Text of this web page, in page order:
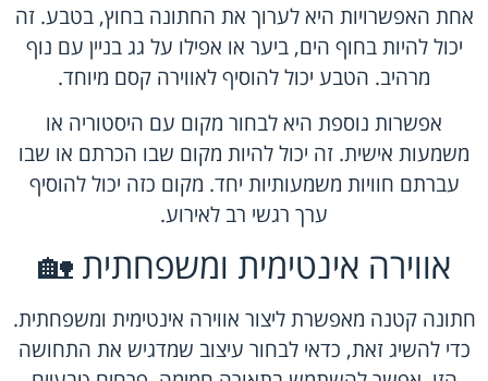
אחת האפשרויות היא לערוך את החתונה בחוץ, בטבע. זה
יכול להיות בחוף הים, ביער או אפילו על גג בניין עם נוף
מרהיב. הטבע יכול להוסיף לאווירה קסם מיוחד.
אפשרות נוספת היא לבחור מקום עם היסטוריה או
משמעות אישית. זה יכול להיות מקום שבו הכרתם או שבו
עברתם חוויות משמעותיות יחד. מקום כזה יכול להוסיף
ערך רגשי רב לאירוע.
אווירה אינטימית ומשפחתית 🏡
חתונה קטנה מאפשרת ליצור אווירה אינטימית ומשפחתית.
כדי להשיג זאת, כדאי לבחור עיצוב שמדגיש את התחושה